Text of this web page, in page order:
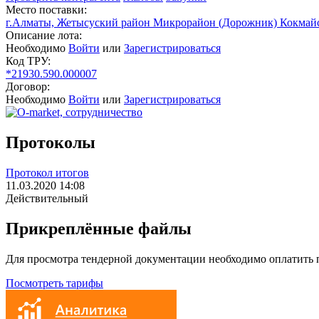
Место поставки:
г.Алматы, Жетысуский район Микрорайон (Дорожник)
Описание лота:
Необходимо Войти или Зарегистрироваться
Код ТРУ:
*21930.590.000007
Договор:
Необходимо Войти или Зарегистрироваться
Протоколы
Протокол итогов
11.03.2020 14:08
Действительный
Прикреплённые файлы
Для просмотра тендерной документации необходимо оплатить
Посмотреть тарифы